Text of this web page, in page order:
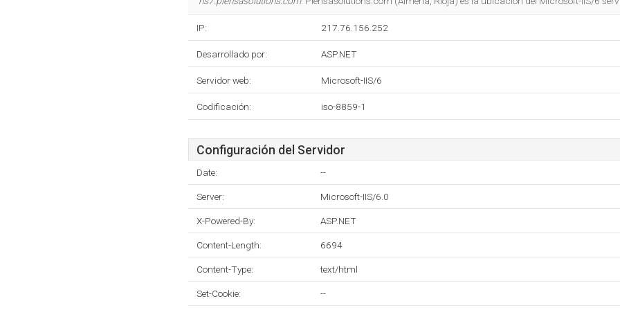
IP: 217.76.156.252
Desarrollado por: ASP.NET
Servidor web: Microsoft-IIS/6
Codificación: iso-8859-1
Configuración del Servidor
Date: --
Server: Microsoft-IIS/6.0
X-Powered-By: ASP.NET
Content-Length: 6694
Content-Type: text/html
Set-Cookie: --